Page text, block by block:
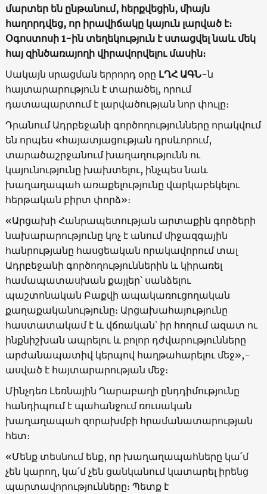
մարտեր են ընթանում, հերքվեցին, միայն
հաղորդվեց, որ իրավիճակը կայուն լարված է։
Օգոստոսի 1-ին տեղեկություն է ստացվել նաև մեկ
հայ զինծառայողի վիրավորվելու մասին։
Սակայն սրացման երրորդ օրը ԼՂՀ ԱԳՆ-ն
հայտարարություն է տարածել, որում
դատապարտում է լարվածության նոր փուլը։
Դրանում Ադրբեջանի գործողությունները որակվում
են որպես «հայատյացության դրսևորում,
տարածաշրջանում խաղաղությունն ու
կայունությունը խախտելու, ինչպես նաև
խաղաղապահ առաքելությունը վարկաբեկելու
հերթական բիրտ փորձ»։
«Արցախի Հանրապետության արտաքին գործերի
նախարարությունը կոչ է անում միջազգային
հանրությանը հասցեական որակավորում ​​տալ
Ադրբեջանի գործողություններին և կիրառել
համապատասխան քայլեր՝ սանձելու
պաշտոնական Բաքվի ապակառուցողական
քաղաքականությունը։ Արցախահայությունը
հաստատակամ է և վճռական՝ իր հողում ազատ ու
ինքնիշխան ապրելու և բոլոր դժվարությունները
արժանապատիվ կերպով հաղթահարելու մեջ»,-
ասված է հայտարարության մեջ։
Մինչդեռ Լեռնային Ղարաբաղի ընդդիմությունը
հանդիպում է պահանջում ռուսական
խաղաղապահ զորախմբի հրամանատարության
հետ։
«Մենք տեսնում ենք, որ խաղաղապահները կա՛մ
չեն կարող, կա՛մ չեն ցանկանում կատարել իրենց
պարտավորությունները։ Պետք է